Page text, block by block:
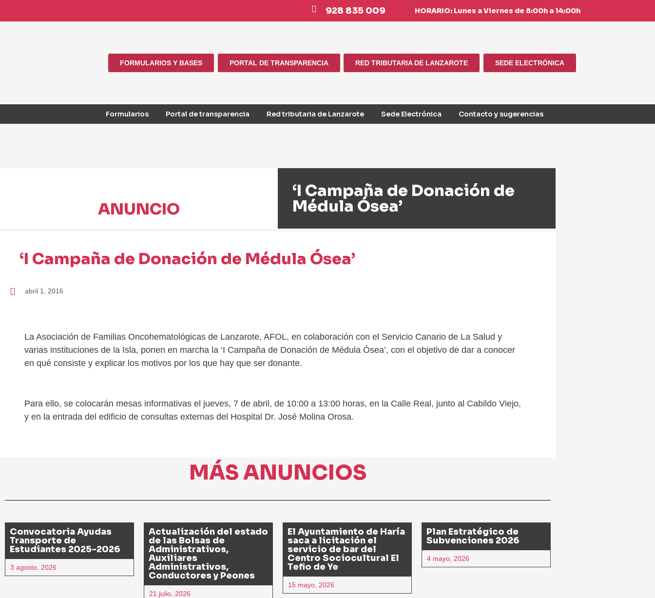
928 835 009 HORARIO: Lunes a Viernes de 8:00h a 14:00h
FORMULARIOS Y BASES PORTAL DE TRANSPARENCIA RED TRIBUTARIA DE LANZAROTE SEDE ELECTRÓNICA
Formularios Portal de transparencia Red tributaria de Lanzarote Sede Electrónica Contacto y sugerencias
ANUNCIO
‘I Campaña de Donación de
Médula Ósea’
‘I Campaña de Donación de Médula Ósea’
abril 1, 2016
La Asociación de Familias Oncohematológicas de Lanzarote, AFOL, en colaboración con el Servicio Canario de La Salud y
varias instituciones de la Isla, ponen en marcha la ‘I Campaña de Donación de Médula Ósea’, con el objetivo de dar a conocer
en qué consiste y explicar los motivos por los que hay que ser donante.
Para ello, se colocarán mesas informativas el jueves, 7 de abril, de 10:00 a 13:00 horas, en la Calle Real, junto al Cabildo Viejo,
y en la entrada del edificio de consultas externas del Hospital Dr. José Molina Orosa.
MÁS ANUNCIOS
Convocatoria Ayudas
Transporte de
Estudiantes 2025-2026
3 agosto, 2026
Actualización del estado
de las Bolsas de
Administrativos,
Auxiliares
Administrativos,
Conductores y Peones
21 julio, 2026
El Ayuntamiento de Haría
saca a licitación el
servicio de bar del
Centro Sociocultural El
Tefio de Ye
15 mayo, 2026
Plan Estratégico de
Subvenciones 2026
4 mayo, 2026